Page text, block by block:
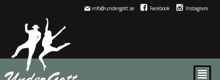
info@undergott.se Facebook Instagram
²